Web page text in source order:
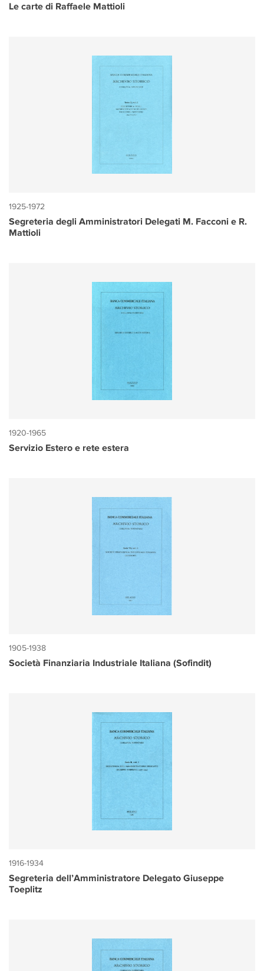
Le carte di Raffaele Mattioli
1925-1972
Segreteria degli Amministratori Delegati M. Facconi e R.
Mattioli
1920-1965
Servizio Estero e rete estera
1905-1938
Società Finanziaria Industriale Italiana (Sofindit)
1916-1934
Segreteria dell’Amministratore Delegato Giuseppe
Toeplitz